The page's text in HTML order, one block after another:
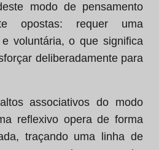
modo de pensamento
opostas: requer uma
voluntária, o que significa
deliberadamente para
associativos do modo
reflexivo opera de forma
traçando uma linha de